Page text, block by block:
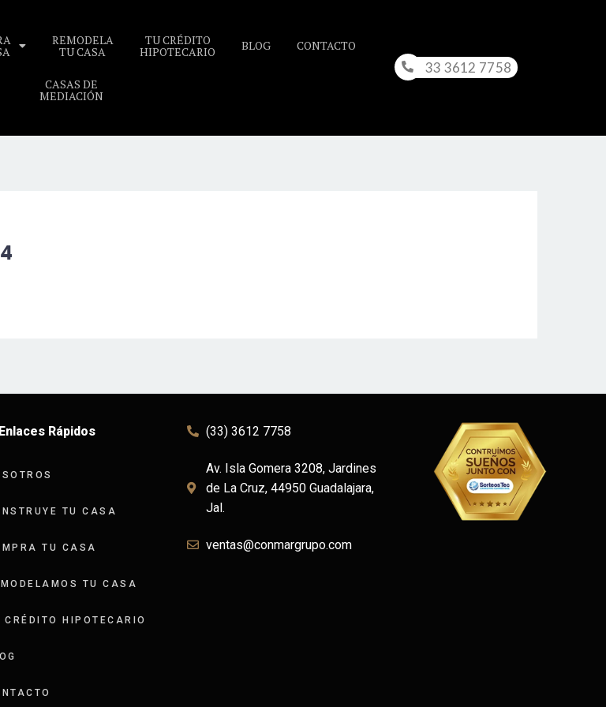
REMODELA
TU CASA
TU CRÉDITO
HIPOTECARIO BLOG CONTACTO
CASAS DE
MEDIACIÓN
33 3612 7758
Enlaces Rápidos
TU CASA
TU CASA
TU CASA
CRÉDITO HIPOTECARIO
(33) 3612 7758
Av. Isla Gomera 3208, Jardines
de La Cruz, 44950 Guadalajara,
Jal.
ventas@conmargrupo.com